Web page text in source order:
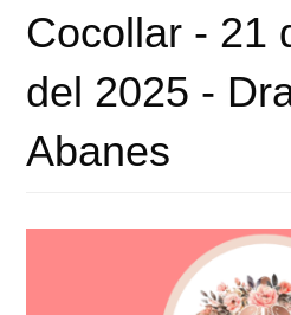
Cocollar - 21
del 2025 -
Abanes